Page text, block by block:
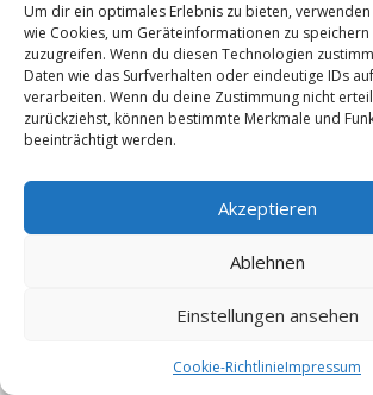
Um dir ein optimales Erlebnis zu bieten,
wie Cookies, um Geräteinformationen zu
zuzugreifen. Wenn du diesen Technologien
Daten wie das Surfverhalten oder eindeutige IDs
verarbeiten. Wenn du deine Zustimmung nicht
zurückziehst, können bestimmte Merkmale und
beeinträchtigt werden.
Akzeptieren
Ablehnen
Einstellungen ansehen
Cookie-RichtlinieImpressum